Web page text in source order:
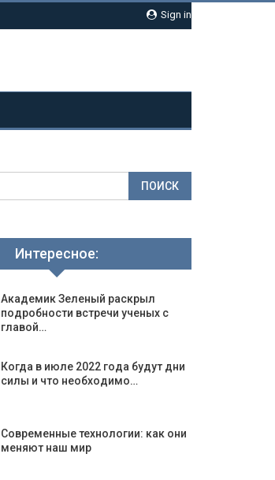
Sign in
Интересное:
Академик Зеленый раскрыл
подробности встречи ученых с
главой…
Когда в июле 2022 года будут дни
силы и что необходимо…
Современные технологии: как они
меняют наш мир